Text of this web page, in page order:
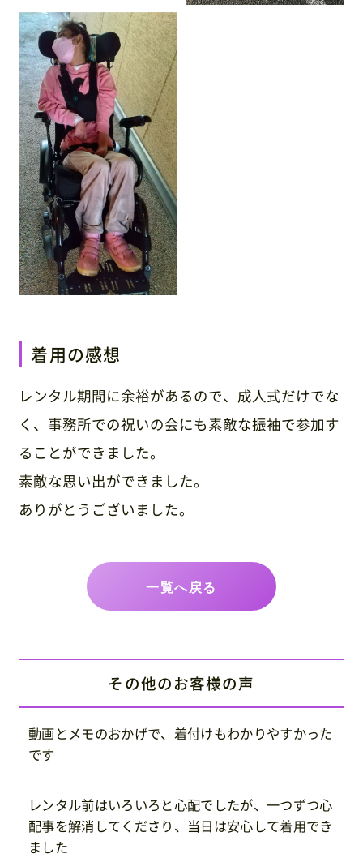
お問い合わせ・資料請求
着用の感想
レンタル期間に余裕があるので、成人式だけでな
く、事務所での祝いの会にも素敵な振袖で参加す
ることができました。
素敵な思い出ができました。
ありがとうございました。
一覧へ戻る
その他のお客様の声
動画とメモのおかげで、着付けもわかりやすかった
です
レンタル前はいろいろと心配でしたが、一つずつ心
配事を解消してくださり、当日は安心して着用でき
ました